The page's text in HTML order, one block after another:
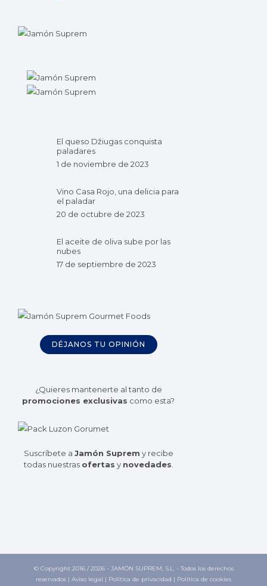
El queso Džiugas conquista
paladares
1 de noviembre de 2023
Vino Casa Rojo, una delicia para
el paladar
20 de octubre de 2023
El aceite de oliva sube por las
nubes
17 de septiembre de 2023
DÉJANOS TU OPINIÓN
¿Quieres mantenerte al tanto de
promociones exclusivas como esta?
Suscríbete a Jamón Suprem y recibe
todas nuestras ofertas y novedades
© Copyright 2016 /2026 - JAMÓN SUPREM, S.L. - Todos los derechos
reservados | Aviso legal | Política de privacidad | Política de cookies